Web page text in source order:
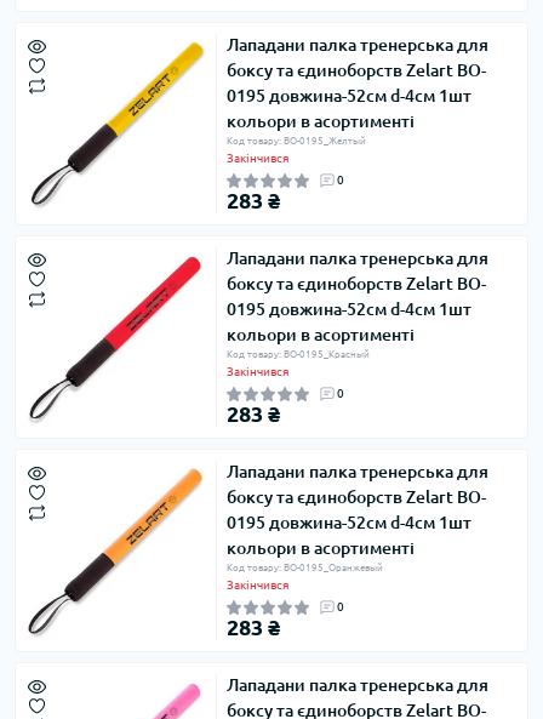
Лападани палка тренерська для
боксу та єдиноборств Zelart BO-
0195 довжина-52см d-4см 1шт
кольори в асортименті
Код товару: BO-0195_Желтый
Закінчився
0
283 ₴
Лападани палка тренерська для
боксу та єдиноборств Zelart BO-
0195 довжина-52см d-4см 1шт
кольори в асортименті
Код товару: BO-0195_Красный
Закінчився
0
283 ₴
Лападани палка тренерська для
боксу та єдиноборств Zelart BO-
0195 довжина-52см d-4см 1шт
кольори в асортименті
Код товару: BO-0195_Оранжевый
Закінчився
0
283 ₴
Лападани палка тренерська для
боксу та єдиноборств Zelart BO-